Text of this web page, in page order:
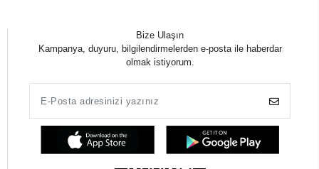
Bize Ulaşın
Kampanya, duyuru, bilgilendirmelerden e-posta ile haberdar
olmak istiyorum.